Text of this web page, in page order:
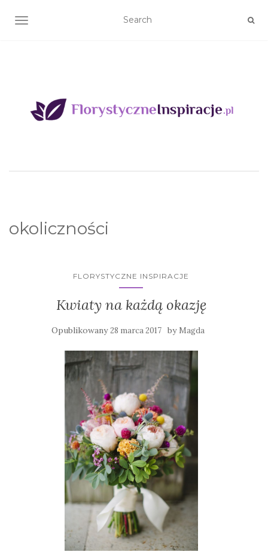
TOGGLE NAVIGATION
okoliczności
FLORYSTYCZNE INSPIRACJE
Kwiaty na każdą okazję
Opublikowany28 marca 2017 by Magda